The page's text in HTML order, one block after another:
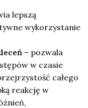
lepszą
wykorzystanie
– pozwala
w czasie
całego
reakcję w